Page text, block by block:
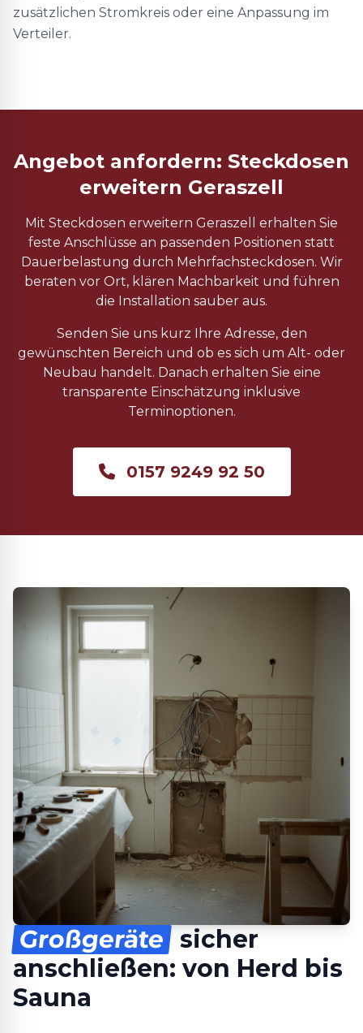
zusätzlichen Stromkreis oder eine Anpassung im
Verteiler.
Angebot anfordern: Steckdosen
erweitern Geraszell
Mit Steckdosen erweitern Geraszell erhalten Sie
feste Anschlüsse an passenden Positionen statt
Dauerbelastung durch Mehrfachsteckdosen. Wir
beraten vor Ort, klären Machbarkeit und führen
die Installation sauber aus.
Senden Sie uns kurz Ihre Adresse, den
gewünschten Bereich und ob es sich um Alt- oder
Neubau handelt. Danach erhalten Sie eine
transparente Einschätzung inklusive
Terminoptionen.
0157 9249 92 50
Großgeräte sicher
anschließen: von Herd bis
Sauna